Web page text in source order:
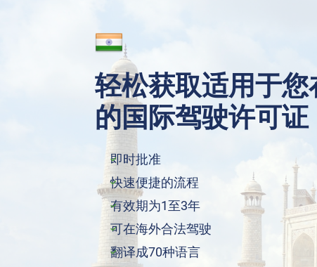
轻松获取适用于
的国际驾驶许可证
即时批准
快速便捷的流程
有效期为1至3年
可在海外合法驾驶
翻译成70种语言